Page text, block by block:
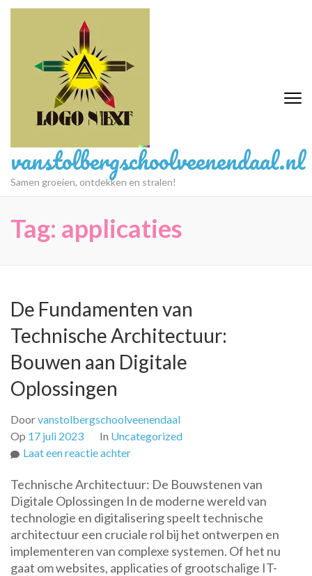
Ga
vanstolbergschoolveenendaal.nl
Samen groeien, ontdekken en stralen!
Tag: applicaties
De Fundamenten van
Technische Architectuur:
Bouwen aan Digitale
Oplossingen
Doorvanstolbergschoolveenendaal
Op 17 juli 2023 In Uncategorized
Laat een reactie achterop
Fundamenten
van
Technische
Architectuur:
Bouwen
aan
Technische Architectuur: De Bouwstenen van
Digitale Oplossingen In de moderne wereld van
technologie en digitalisering speelt technische
architectuur een cruciale rol bij het ontwerpen en
implementeren van complexe systemen. Of het nu
gaat om websites, applicaties of grootschalige IT-